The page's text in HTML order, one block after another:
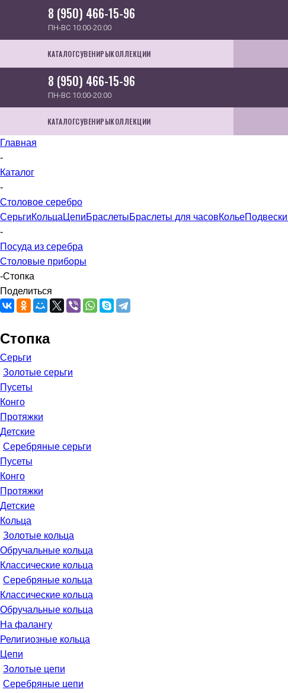
8 (950) 466-15-96
ПН-ВС 10:00-20:00
КАТАЛОГСУВЕНИРЫКОЛЛЕКЦИИ
8 (950) 466-15-96
ПН-ВС 10:00-20:00
КАТАЛОГСУВЕНИРЫКОЛЛЕКЦИИ
Главная
-
Каталог
-
Столовое серебро
СерьгиКольца ЦепиБраслетыБраслеты для часовКольеПодвески
-
Посуда из серебра
Столовые приборы
-Стопка
Поделиться
Стопка
Серьги
Золотые серьги
Пусеты
Конго
Протяжки
Детские
Серебряные серьги
Пусеты
Конго
Протяжки
Детские
Кольца
Золотые кольца
Обручальные кольца
Классические кольца
Серебряные кольца
Классические кольца
Обручальные кольца
На фалангу
Религиозные кольца
Цепи
Золотые цепи
Серебряные цепи